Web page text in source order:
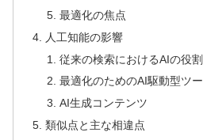
最適化の焦点
人工知能の影響
従来の検索におけるAIの役割
最適化のためのAI駆動型ツ
AI生成コンテンツ
類似点と主な相違点